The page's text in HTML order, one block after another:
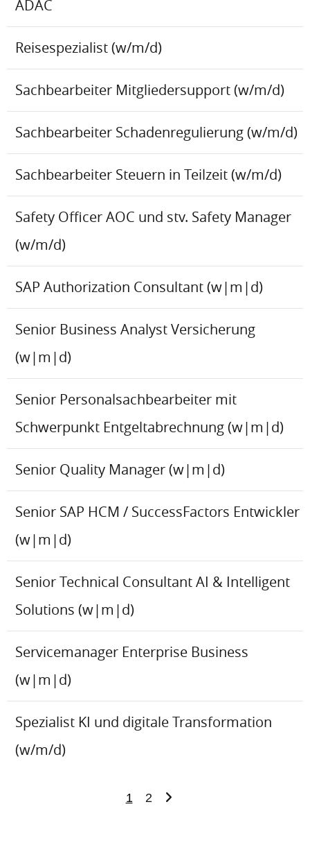
ADAC
Reisespezialist (w/m/d)
Sachbearbeiter Mitgliedersupport (w/m/d)
Sachbearbeiter Schadenregulierung (w/m/d)
Sachbearbeiter Steuern in Teilzeit (w/m/d)
Safety Officer AOC und stv. Safety Manager
(w/m/d)
SAP Authorization Consultant (w|m|d)
Senior Business Analyst Versicherung
(w|m|d)
Senior Personalsachbearbeiter mit
Schwerpunkt Entgeltabrechnung (w|m|d)
Senior Quality Manager (w|m|d)
Senior SAP HCM / SuccessFactors Entwickler
(w|m|d)
Senior Technical Consultant AI & Intelligent
Solutions (w|m|d)
Servicemanager Enterprise Business
(w|m|d)
Spezialist KI und digitale Transformation
(w/m/d)
1 2